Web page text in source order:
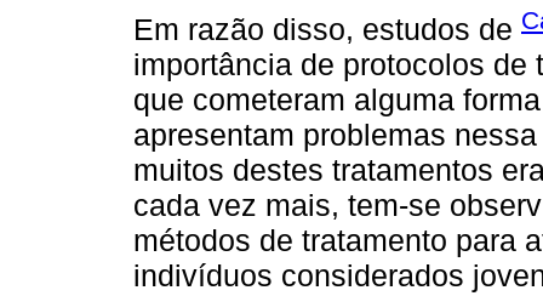
Em razão disso, estudos de
importância de protocolos
que cometeram alguma
apresentam problemas
muitos destes tratamentos
cada vez mais, tem-se
métodos de tratamento para
indivíduos considerados